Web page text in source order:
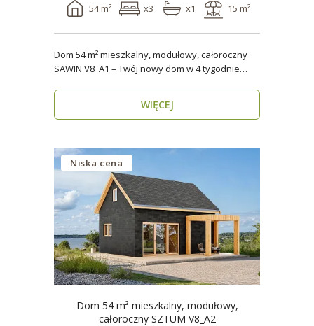
54 m² x3 x1 15 m²
Dom 54 m² mieszkalny, modułowy, całoroczny
SAWIN V8_A1 – Twój nowy dom w 4 tygodnie
WIĘCEJ
Niska cena
Dom 54 m² mieszkalny, modułowy,
całoroczny SZTUM V8_A2